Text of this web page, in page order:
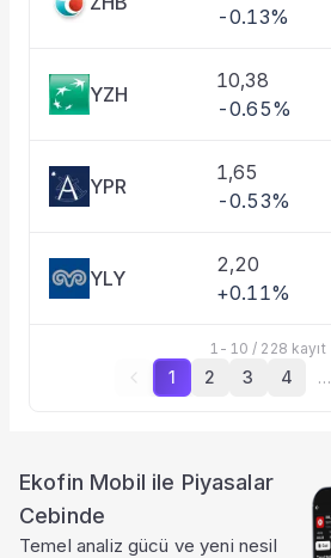
-0.13%
YZH
10,38
-0.65%
YPR
1,65
-0.53%
YLY
2,20
+0.11%
1 - 10 / 228 kayıt
1 2 3 4 …
Ekofin Mobil ile Piyasalar
Cebinde
Temel analiz gücü ve yeni nesil